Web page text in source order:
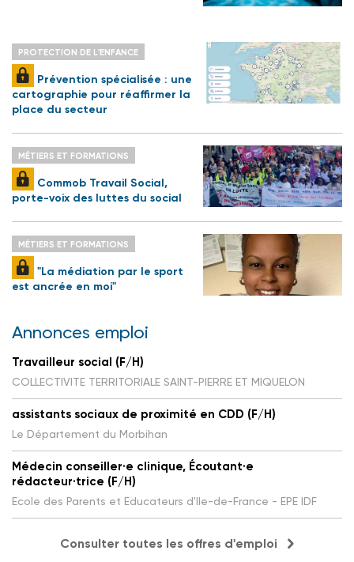
PROTECTION DE L'ENFANCE
Prévention spécialisée : une
cartographie pour réaffirmer la
place du secteur
MÉTIERS ET FORMATIONS
Commob Travail Social,
porte-voix des luttes du social
MÉTIERS ET FORMATIONS
"La médiation par le sport
est ancrée en moi"
Annonces emploi
Travailleur social (F/H)
COLLECTIVITE TERRITORIALE SAINT-PIERRE ET MIQUELON
assistants sociaux de proximité en CDD (F/H)
Le Département du Morbihan
Médecin conseiller·e clinique, Écoutant·e
rédacteur·trice (F/H)
Ecole des Parents et Educateurs d'Ile-de-France - EPE IDF
Consulter toutes les offres d'emploi